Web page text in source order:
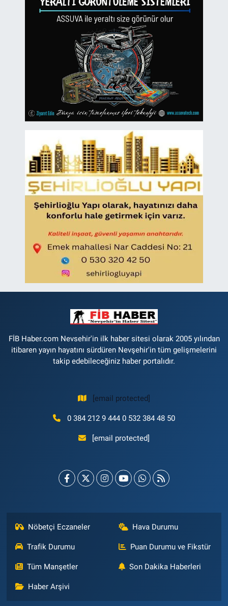
FİB Haber.com Nevsehir'in ilk haber sitesi olarak 2005 yılından
itibaren yayın hayatını sürdüren Nevşehir'in tüm gelişmelerini
takip edebileceğiniz haber portalıdır.
[email protected]
0 384 212 9 444 0 532 384 48 50
[email protected]
Nöbetçi Eczaneler Hava Durumu
Trafik Durumu Puan Durumu ve Fikstür
Tüm Manşetler Son Dakika Haberleri
Haber Arşivi